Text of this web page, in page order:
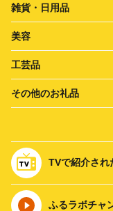
雑貨・日用品
美容
工芸品
その他のお礼品
TVで紹介され
ふるラボチャ